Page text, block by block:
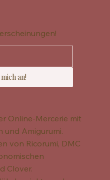
an!
Online-Mercerie mit
und Amigurumi.
von Ricorumi, DMC
Clover.